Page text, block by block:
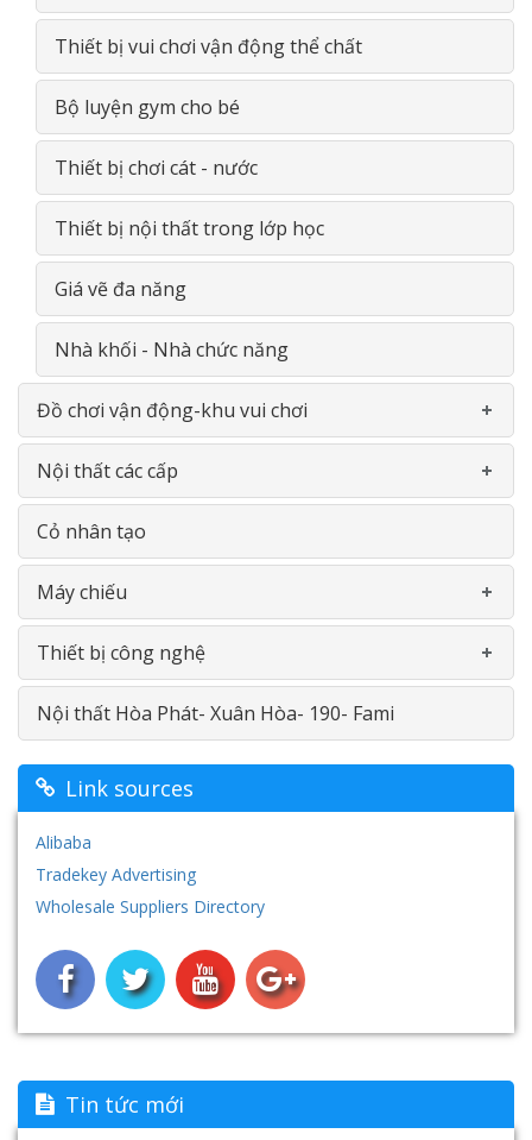
Thiết bị Tiểu học
Thiết bị THCS
Thiết bị THPT
Thiết bị vui chơi vận động thể chất
Bộ luyện gym cho bé
Thiết bị chơi cát - nước
Thiết bị nội thất trong lớp học
Giá vẽ đa năng
Nhà khối - Nhà chức năng
Đồ chơi vận động-khu vui chơi
Khu liên hoàn
Thể chât đa năng
Bập bênh- Thú nhún
Thiết bị vận động
Linh kiện
Đồ chơi ngoài trời
Nội thất các cấp
Gía- Kệ - Thiết bị nhà bếp- INOX
Bàn ghế
Bảng
Nội thât thư viện
Giường tầng
Tủ- Giá- Kệ - Sắt
Nội thất nhựa
Cỏ nhân tạo
Máy chiếu
Máy chiếu Viewsonic
Máy chiếu Optoma
Máy chiếu Vivitek
Máy chiếu vật thể Aver
Thiết bị công nghệ
Máy in
Màn hình cảm ứng
Hệ thống âm thanh- loa đài
Hệ thống máy tính - Phần mềm học ngoại ngữ-
Tai nghe
Nội thất Hòa Phát- Xuân Hòa- 190- Fami
Link sources
Alibaba
Tradekey Advertising
Wholesale Suppliers Directory
Tin tức mới